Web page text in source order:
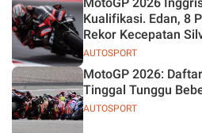
AUTOSPORT
Kualifikasi. Edan, 8
Rekor Kecepatan
AUTOSPORT
MotoGP 2026:
Tinggal Tunggu